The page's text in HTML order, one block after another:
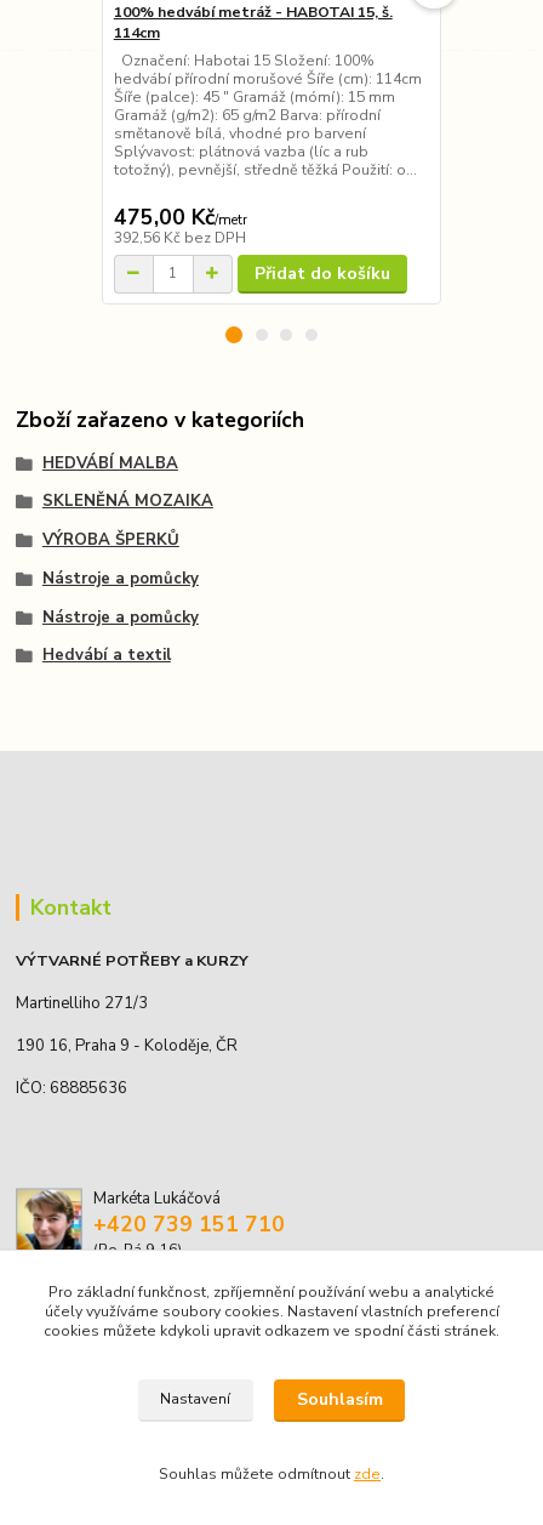
100% hedvábí metráž - HABOTAI 15, š.
114cm
Označení: Habotai 15 Složení: 100%
hedvábí přírodní morušové Šíře (cm): 114cm
Šíře (palce): 45 ″ Gramáž (mómí): 15 mm
Gramáž (g/m2): 65 g/m2 Barva: přírodní
smětanově bílá, vhodné pro barvení
Splývavost: plátnová vazba (líc a rub
totožný), pevnější, středně těžká Použití: o...
475,00 Kč/metr
392,56 Kč bez DPH
Přidat do košíku
Zboží zařazeno v kategoriích
HEDVÁBÍ MALBA
SKLENĚNÁ MOZAIKA
VÝROBA ŠPERKŮ
Nástroje a pomůcky
Nástroje a pomůcky
Hedvábí a textil
Kontakt
VÝTVARNÉ POTŘEBY a KURZY
Martinelliho 271/3
190 16, Praha 9 - Koloděje, ČR
IČO: 68885636
Markéta Lukáčová
+420 739 151 710
(Po-Pá 9-16)
marketa.lukacova@volny.cz
© Markéta Lukáčová, 2001-2026
Pro základní funkčnost, zpříjemnění používání webu a analytické
účely využíváme soubory cookies. Nastavení vlastních preferencí
cookies můžete kdykoli upravit odkazem ve spodní části stránek.
Nastavení Souhlasím
Souhlas můžete odmítnout zde.